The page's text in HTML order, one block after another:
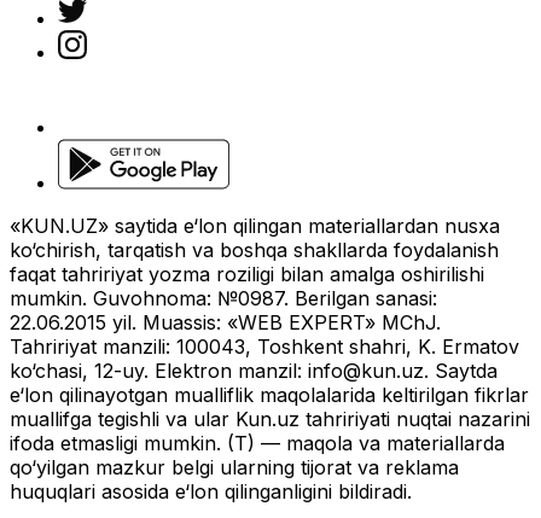
«KUN.UZ» saytida e‘lon qilingan materiallardan nusxa
ko‘chirish, tarqatish va boshqa shakllarda foydalanish
faqat tahririyat yozma roziligi bilan amalga oshirilishi
mumkin. Guvohnoma: №0987. Berilgan sanasi:
22.06.2015 yil. Muassis: «WEB EXPERT» MChJ.
Tahririyat manzili: 100043, Toshkent shahri, K. Ermatov
ko‘chasi, 12-uy. Elektron manzil: info@kun.uz. Saytda
e‘lon qilinayotgan mualliflik maqolalarida keltirilgan fikrlar
muallifga tegishli va ular Kun.uz tahririyati nuqtai nazarini
ifoda etmasligi mumkin. (T) — maqola va materiallarda
qo‘yilgan mazkur belgi ularning tijorat va reklama
huquqlari asosida e‘lon qilinganligini bildiradi.